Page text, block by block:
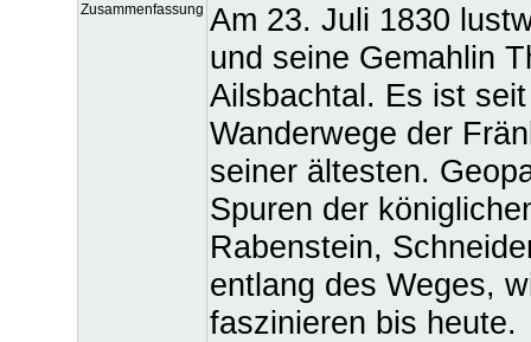
Zusammenfassung Am 23. Juli 1830
und seine Gemahlin
Ailsbachtal. Es ist
Wanderwege der
seiner ältesten.
Spuren der
Rabenstein,
entlang des Weges,
faszinieren bis heute.